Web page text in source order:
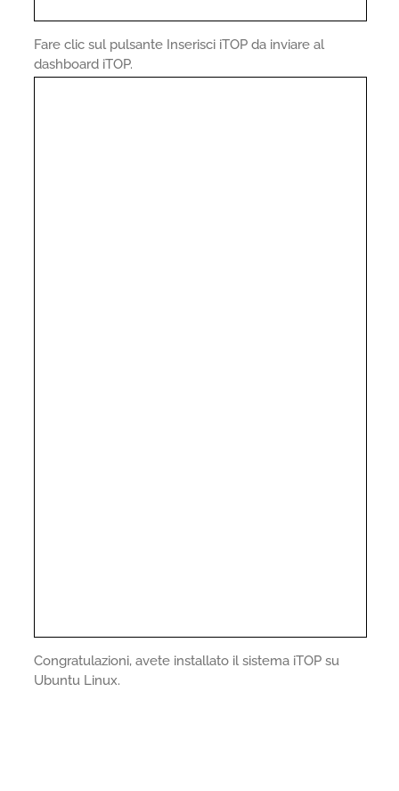
Fare clic sul pulsante Inserisci iTOP da inviare al
dashboard iTOP.
Congratulazioni, avete installato il sistema iTOP su
Ubuntu Linux.